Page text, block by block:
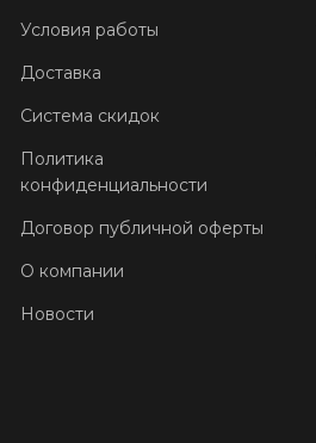
Условия работы
Доставка
Система скидок
Политика
конфиденциальности
Договор публичной оферты
О компании
Новости